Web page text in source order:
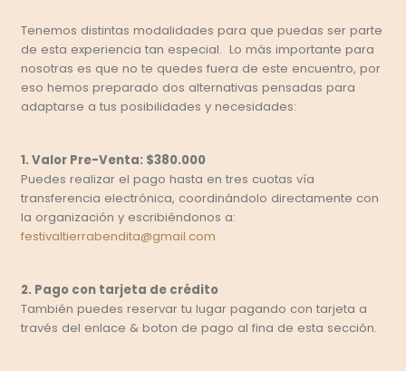
Tenemos distintas modalidades para que puedas ser parte
de esta experiencia tan especial. Lo más importante para
nosotras es que no te quedes fuera de este encuentro, por
eso hemos preparado dos alternativas pensadas para
adaptarse a tus posibilidades y necesidades:
1. Valor Pre-Venta: $380.000
Puedes realizar el pago hasta en tres cuotas vía
transferencia electrónica, coordinándolo directamente con
la organización y escribiéndonos a:
festivaltierrabendita@gmail.com
2. Pago con tarjeta de crédito
También puedes reservar tu lugar pagando con tarjeta a
través del enlace & boton de pago al fina de esta sección.